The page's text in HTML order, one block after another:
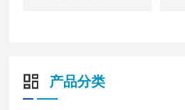
产品分类